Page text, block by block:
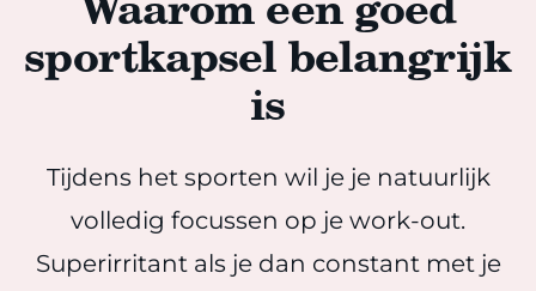
sportkapsel belangrijk
is
Tijdens het sporten wil je je natuurlijk
volledig focussen op je work-out.
Superirritant als je dan constant met je